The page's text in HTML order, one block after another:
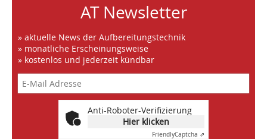
AT Newsletter
» aktuelle News der Aufbereitungstechnik
» monatliche Erscheinungsweise
» kostenlos und jederzeit kündbar
Anti-Roboter-Verifizierung
Hier klicken
FriendlyCaptcha ⇗